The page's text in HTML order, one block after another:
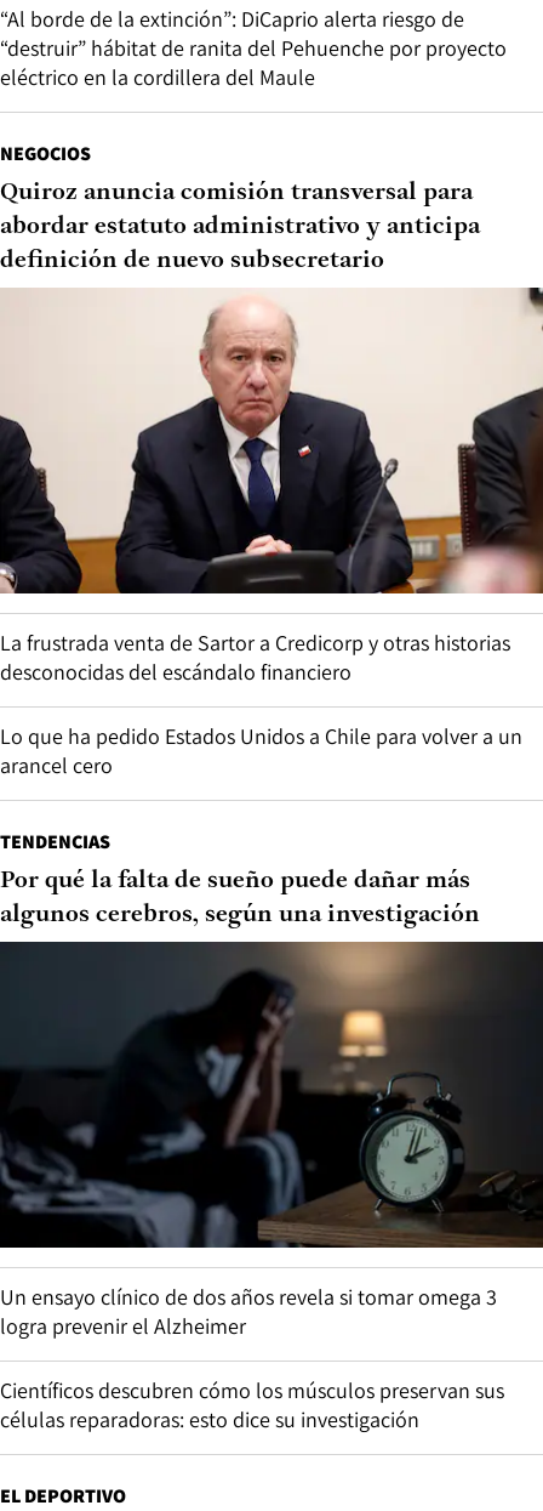
“Al borde de la extinción”: DiCaprio alerta riesgo de
“destruir” hábitat de ranita del Pehuenche por proyecto
eléctrico en la cordillera del Maule
NEGOCIOS
Quiroz anuncia comisión transversal para
abordar estatuto administrativo y anticipa
definición de nuevo subsecretario
La frustrada venta de Sartor a Credicorp y otras historias
desconocidas del escándalo financiero
Lo que ha pedido Estados Unidos a Chile para volver a un
arancel cero
TENDENCIAS
Por qué la falta de sueño puede dañar más
algunos cerebros, según una investigación
Un ensayo clínico de dos años revela si tomar omega 3
logra prevenir el Alzheimer
Científicos descubren cómo los músculos preservan sus
células reparadoras: esto dice su investigación
EL DEPORTIVO